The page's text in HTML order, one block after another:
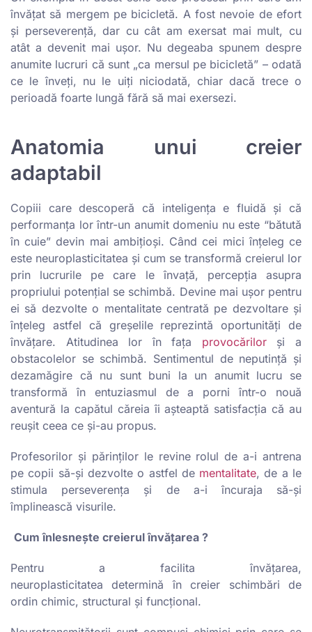
învățat să mergem pe bicicletă. A fost nevoie de efort
și perseverență, dar cu cât am exersat mai mult, cu
atât a devenit mai ușor. Nu degeaba spunem despre
anumite lucruri că sunt „ca mersul pe bicicletă” – odată
ce le înveți, nu le uiți niciodată, chiar dacă trece o
perioadă foarte lungă fără să mai exersezi.
Anatomia unui creier
adaptabil
Copiii care descoperă că inteligența e fluidă și că
performanța lor într-un anumit domeniu nu este “bătută
în cuie” devin mai ambițioși. Când cei mici înțeleg ce
este neuroplasticitatea și cum se transformă creierul lor
prin lucrurile pe care le învață, percepția asupra
propriului potențial se schimbă. Devine mai ușor pentru
ei să dezvolte o mentalitate centrată pe dezvoltare și
înțeleg astfel că greșelile reprezintă oportunități de
învățare. Atitudinea lor în fața provocărilorși a
obstacolelor se schimbă. Sentimentul de neputință și
dezamăgire că nu sunt buni la un anumit lucru se
transformă în entuziasmul de a porni într-o nouă
aventură la capătul căreia îi așteaptă satisfacția că au
reușit ceea ce și-au propus.
Profesorilor și părinților le revine rolul de a-i antrena
pe copii să-și dezvolte o astfel de mentalitate, de a le
stimula perseverența și de a-i încuraja să-și
împlinească visurile.
Cum înlesnește creierul învățarea ?
Pentru a facilita învățarea,
neuroplasticitatea determină în creier schimbări de
ordin chimic, structural și funcțional.